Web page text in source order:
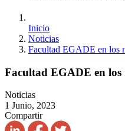
Inicio
Noticias
Facultad EGADE en los
Facultad EGADE en los
Noticias
1 Junio, 2023
Compartir